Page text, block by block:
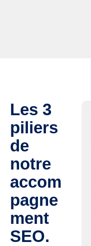
Les 3
piliers
de
notre
accom
pagne
ment
SEO.